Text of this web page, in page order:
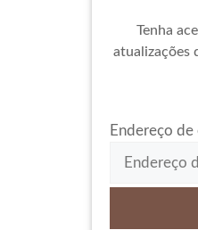
Tenha
atualizações
Endereço de